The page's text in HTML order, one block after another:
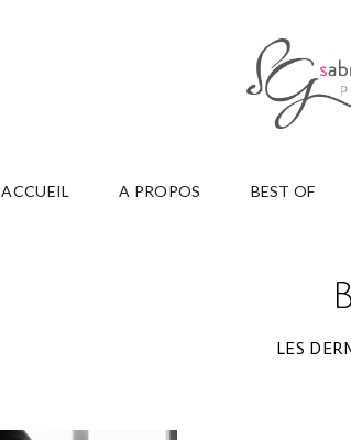
ACCUEIL A PROPOS BEST OF
LES